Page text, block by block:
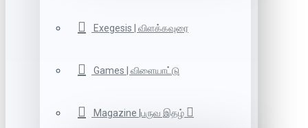
Exegesis | விளக்கவுரை
Games | விளையாட்டு
Magazine |பருவ இதழ்